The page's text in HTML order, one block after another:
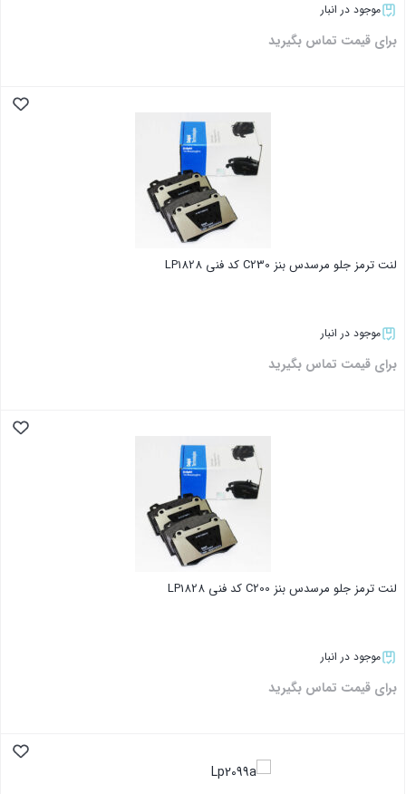
موجود در انبار
برای قیمت تماس بگیرید
لنت ترمز جلو مرسدس بنز C230 کد فنی LP1828
موجود در انبار
برای قیمت تماس بگیرید
لنت ترمز جلو مرسدس بنز C200 کد فنی LP1828
موجود در انبار
برای قیمت تماس بگیرید